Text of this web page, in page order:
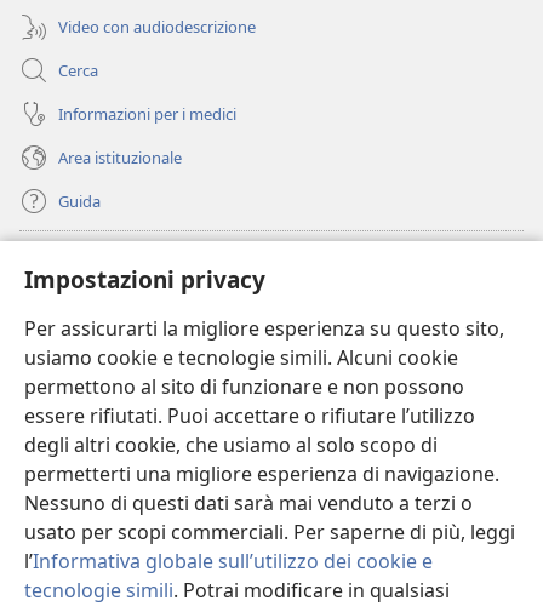
Impostazioni privacy
Per assicurarti la migliore esperienza su questo sito,
usiamo cookie e tecnologie simili. Alcuni cookie
permettono al sito di funzionare e non possono
essere rifiutati. Puoi accettare o rifiutare l’utilizzo
degli altri cookie, che usiamo al solo scopo di
permetterti una migliore esperienza di navigazione.
Nessuno di questi dati sarà mai venduto a terzi o
usato per scopi commerciali. Per saperne di più, leggi
l’Informativa globale sull’utilizzo dei cookie e
tecnologie simili. Potrai modificare in qualsiasi
Video con audiodescrizione
Cerca
Informazioni per i medici
Area istituzionale
Guida
(apre
una
nuova
finestra)
BIBLIOTECA ONLINE Watchtower
(apre
una
nuova
finestra)
JW Hub
(apre
una
nuova
finestra)
JW Library
Watchtower Library®